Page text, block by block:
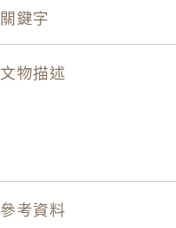
關鍵字
文物描述
參考資料